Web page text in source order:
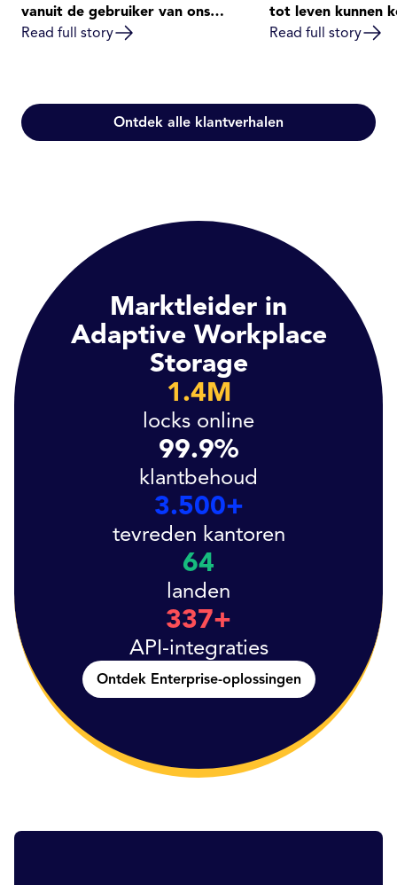
vanuit de gebruiker van ons
kantoor. Vecos werkt in die
Read full story
tot leven kunnen
open, verbonden
Read full story
Ontdek alle klantverhalen
Marktleider in
Adaptive Workplace
Storage
1.4M
locks online
99.9%
klantbehoud
3.500+
tevreden kantoren
64
landen
337+
API-integraties
Ontdek Enterprise-oplossingen